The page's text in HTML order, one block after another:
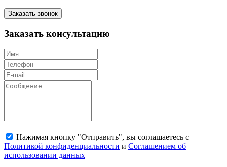
Заказать звонок
Заказать консультацию
Нажимая кнопку "Отправить", вы соглашаетесь с
Политикой конфиденциальности и Соглашением об
использовании данных